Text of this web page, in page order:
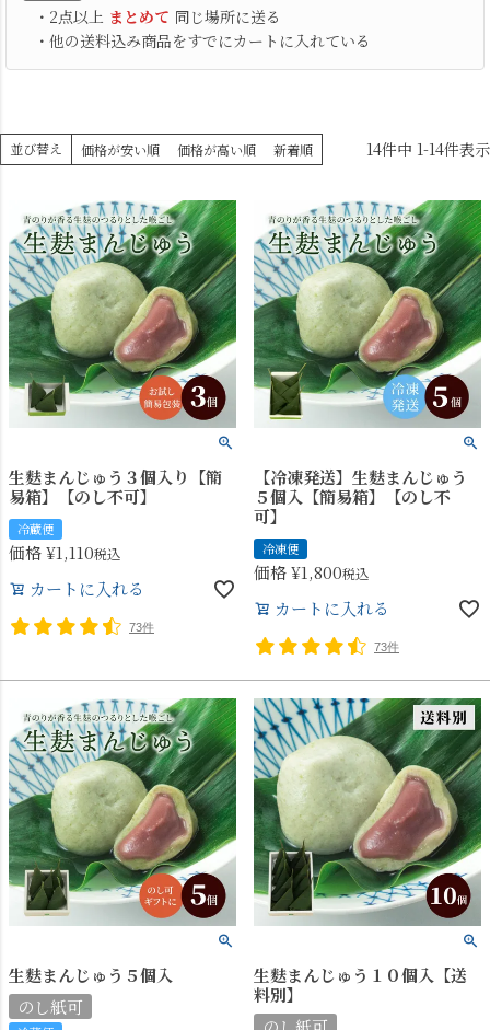
・2点以上 まとめて 同じ場所に送る
・他の送料込み商品をすでにカートに入れている
並び替え 価格が安い順 価格が高い順 新着順 14件中 1-14件表示
生麩まんじゅう３個入り【簡
易箱】【のし不可】
冷蔵便
価格¥1,110税込
カートに入れる
73件
【冷凍発送】生麩まんじゅう
５個入【簡易箱】【のし不
可】
冷凍便
価格¥1,800税込
カートに入れる
73件
生麩まんじゅう５個入
のし紙可
生麩まんじゅう１０個入【送
料別】